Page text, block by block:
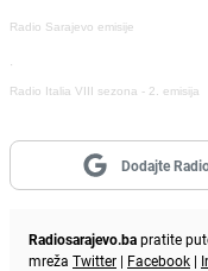
Radio Sarajevo emisije
·
Radio Italia VIII sezona - 2. emisija
Dodajte
Radiosarajevo.bapratite
mreža Twitter | Facebook |